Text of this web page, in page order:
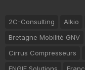
2C-Consulting Alkio
Bretagne Mobilité GNV
Cirrus Compresseurs